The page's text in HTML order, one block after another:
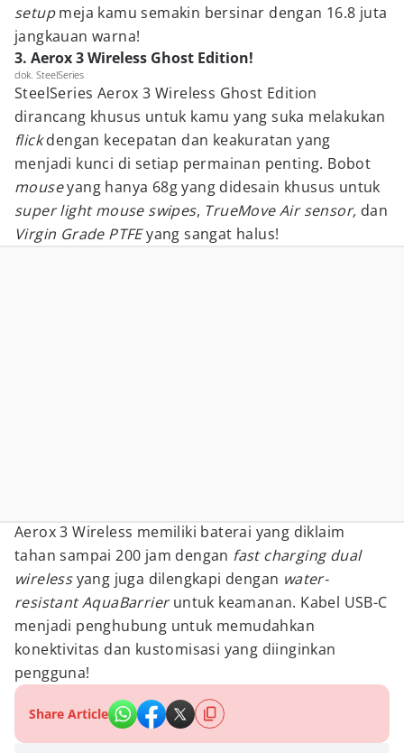
setupmeja kamu semakin bersinar dengan 16.8 juta
jangkauan warna!
3. Aerox 3 Wireless Ghost Edition!
dok. SteelSeries
SteelSeries Aerox 3 Wireless Ghost Edition
dirancang khusus untuk kamu yang suka melakukan
flickdengan kecepatan dan keakuratan yang
menjadi kunci di setiap permainan penting. Bobot
mouseyang hanya 68g yang didesain khusus untuk
super light mouse swipes, TrueMove Air sensor, dan
Virgin Grade PTFEyang sangat halus!
Aerox 3 Wireless memiliki baterai yang diklaim
tahan sampai 200 jam dengan fast charging dual
wirelessyang juga dilengkapi dengan water-
resistant AquaBarrieruntuk keamanan. Kabel USB-C
menjadi penghubung untuk memudahkan
konektivitas dan kustomisasi yang diinginkan
pengguna!
Share Article